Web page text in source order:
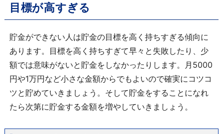
目標が高すぎる
貯金ができない人は貯金の目標を高く持ちすぎる傾向に
あります。目標を高く持ちすぎて早々と失敗したり、少
額では意味がないと貯金をしなかったりします。月5000
円や1万円など小さな金額からでもよいので確実にコツコ
ツと貯めていきましょう。そして貯金をすることになれ
たら次第に貯金する金額を増やしていきましょう。